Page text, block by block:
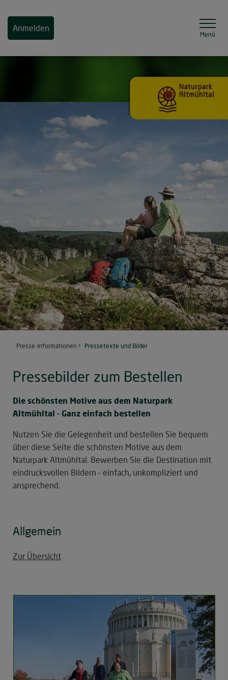
Anmelden
Menü
Presse-Informationen Pressetexte und Bilder
Pressebilder zum Bestellen
Die schönsten Motive aus dem Naturpark
Altmühltal - Ganz einfach bestellen
Nutzen Sie die Gelegenheit und bestellen Sie bequem
über diese Seite die schönsten Motive aus dem
Naturpark Altmühltal. Bewerben Sie die Destination mit
eindrucksvollen Bildern – einfach, unkompliziert und
ansprechend.
Allgemein
Zur Übersicht